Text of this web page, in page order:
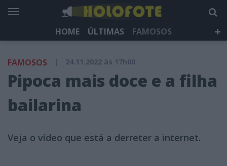
HOME ÚLTIMAS
FAMOSOS
HOLOFOTE TV
NEWSLETTER
FAMOSOS | 24.11.2022 às 17h00
Pipoca mais doce e a filha
bailarina
Veja o vídeo que está a derreter a internet.